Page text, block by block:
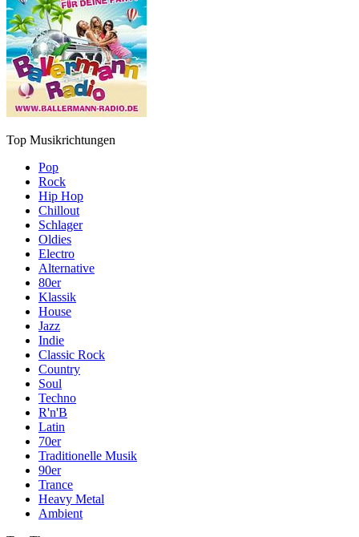
Top Musikrichtungen
Pop
Rock
Hip Hop
Chillout
Schlager
Oldies
Electro
Alternative
80er
Klassik
House
Jazz
Indie
Classic Rock
Country
Soul
Techno
R'n'B
Latin
70er
Traditionelle Musik
90er
Trance
Heavy Metal
Ambient